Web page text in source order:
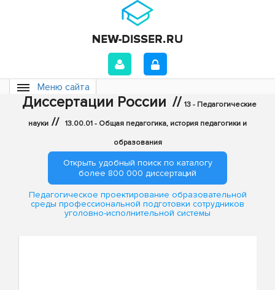
Меню сайта
Диссертации России // 13 - Педагогические
науки // 13.00.01 - Общая педагогика, история педагогики и
образования
Открыть удобный поиск по каталогу
более 800 000 диссертаций
Педагогическое проектирование образовательной
среды профессиональной подготовки сотрудников
уголовно-исполнительной системы